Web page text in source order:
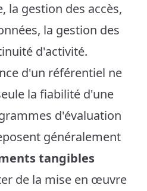
la gestion des accès,
la gestion des
d'activité.
d'un référentiel ne
la fiabilité d'une
d'évaluation
généralement
tangibles
de la mise en œuvre